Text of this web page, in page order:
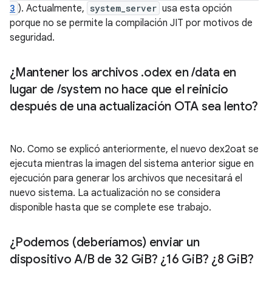
3 ). Actualmente, system_server usa esta opción
porque no se permite la compilación JIT por motivos de
seguridad.
¿Mantener los archivos .odex en/data en
lugar de /system no hace que el reinicio
después de una actualización OTA sea lento?
No. Como se explicó anteriormente, el nuevo dex2oat se
ejecuta mientras la imagen del sistema anterior sigue en
ejecución para generar los archivos que necesitará el
nuevo sistema. La actualización no se considera
disponible hasta que se complete ese trabajo.
¿Podemos (deberíamos) enviar un
dispositivo A/B de 32 GiB? ¿16 GiB? ¿8 GiB?